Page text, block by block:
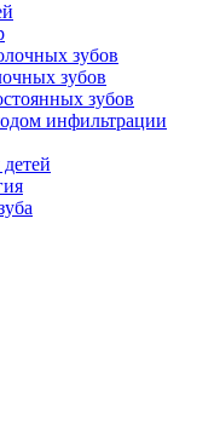
зубов
зубов
зубов
инфильтрации